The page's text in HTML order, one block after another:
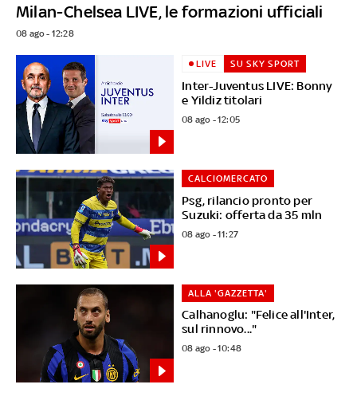
Milan-Chelsea LIVE, le formazioni ufficiali
08 ago - 12:28
Inter-Juventus LIVE: Bonny
e Yildiz titolari
LIVE SU SKY SPORT
08 ago - 12:05
Psg, rilancio pronto per
Suzuki: offerta da 35 mln
CALCIOMERCATO
08 ago - 11:27
Calhanoglu: "Felice all'Inter,
sul rinnovo..."
ALLA 'GAZZETTA'
08 ago - 10:48